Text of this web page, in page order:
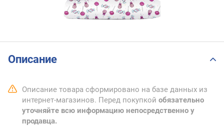
Описание
Описание товара сформировано на базе данных из
интернет-магазинов. Перед покупкой обязательно
уточняйте всю информацию непосредственно у
продавца.